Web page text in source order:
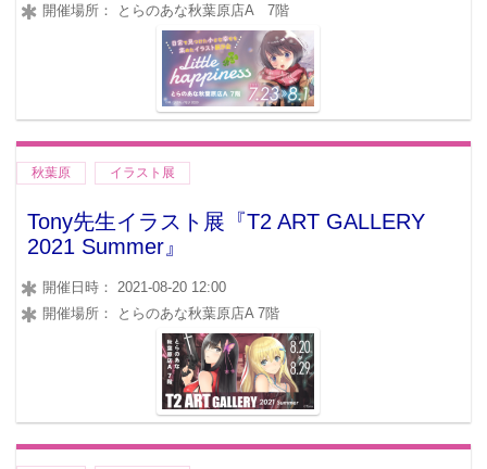
開催場所： とらのあな秋葉原店A 7階
秋葉原 イラスト展
Tony先生イラスト展『T2 ART GALLERY
2021 Summer』
開催日時： 2021-08-20 12:00
開催場所： とらのあな秋葉原店A 7階